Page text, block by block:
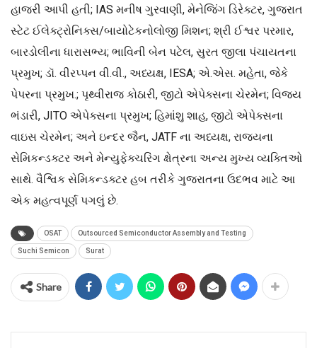
હાજરી આપી હતી; IAS મનીષ ગુરવાણી, મેનેજિંગ ડિરેક્ટર, ગુજરાત
સ્ટેટ ઈલેક્ટ્રોનિક્સ/બાયોટેકનોલોજી મિશન; શ્રી ઈશ્વર પરમાર,
બારડોલીના ધારાસભ્ય; ભાવિની બેન પટેલ, સુરત જીલા પંચાયતના
પ્રમુખ; ડૉ. વીરપ્પન વી.વી., અધ્યક્ષ, IESA; એ.એસ. મહેતા, જેકે
પેપરના પ્રમુખ.; પૃથ્વીરાજ કોઠારી, જીટો એપેક્સના ચેરમેન; વિજય
ભંડારી, JITO એપેક્સના પ્રમુખ; હિમાંશુ શાહ, જીટો એપેક્સના
વાઇસ ચેરમેન; અને ઇન્દર જૈન, JATF ના અધ્યક્ષ, રાજ્યના
સેમિકન્ડક્ટર અને મેન્યુફેક્ચરિંગ ક્ષેત્રના અન્ય મુખ્ય વ્યક્તિઓ
સાથે. વૈશ્વિક સેમિકન્ડક્ટર હબ તરીકે ગુજરાતના ઉદભવ માટે આ
એક મહત્વપૂર્ણ પગલું છે.
OSAT Outsourced Semiconductor Assembly and Testing
Suchi Semicon Surat
Share